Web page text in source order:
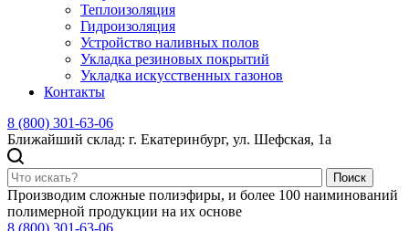
Теплоизоляция
Гидроизоляция
Устройство наливных полов
Укладка резиновых покрытий
Укладка искусственных газонов
Контакты
8 (800) 301-63-06
Ближайший склад: г. Екатеринбург, ул. Шефская, 1а
Поиск
Производим сложные полиэфиры, и более 100 наиминований
полимерной продукции на их основе
8 (800) 301-63-06